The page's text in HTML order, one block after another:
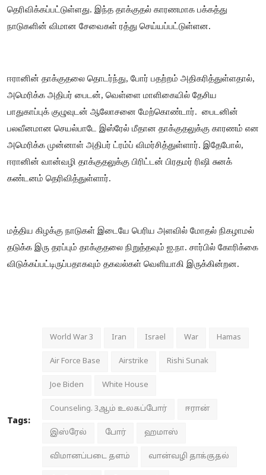
தெரிவிக்கப்பட்டுள்ளது. இந்த தாக்குதல் காரணமாக பக்கத்து
நாடுகளின் விமான சேவைகள் ரத்து செய்யப்பட்டுள்ளன.
ஈரானின் தாக்குதலை தொடர்ந்து, போர் பதற்றம் அதிகரித்துள்ளதால்,
அமெரிக்க அதிபர் பைடன், வெள்ளை மாளிகையில் தேசிய
பாதுகாப்புக் குழுவுடன் ஆலோசனை மேற்கொண்டார். பைடனின்
பலவீனமான செயல்பாடே இஸ்ரேல் மீதான தாக்குதலுக்கு காரணம் என
அமெரிக்க முன்னாள் அதிபர் ட்ரம்ப் விமர்சித்துள்ளார். இதேபோல்,
ஈரானின் வான்வழி தாக்குதலுக்கு பிரிட்டன் பிரதமர் ரிஷி சுனக்
கண்டனம் தெரிவித்துள்ளார்.
மத்திய கிழக்கு நாடுகள் இடையே பெரிய அளவில் மோதல் நிகழாமல்
தடுக்க இரு தரப்பும் தாக்குதலை நிறுத்தவும் ஐ.நா. சார்பில் கோரிக்கை
விடுக்கப்பட்டிருப்பதாகவும் தகவல்கள் வெளியாகி இருக்கின்றன.
Tags:
World War 3 Iran Israel War Hamas
Air Force Base Airstrike Rishi Sunak
Joe Biden White House
Counseling. 3ஆம் உலகப்போர் ஈரான்
இஸ்ரேல் போர் ஹமாஸ்
விமானப்படை தளம் வான்வழி தாக்குதல்